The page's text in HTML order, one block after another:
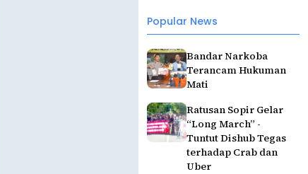
Popular News
Bandar Narkoba
Terancam Hukuman
Mati
Ratusan Sopir Gelar
“Long March” -
Tuntut Dishub Tegas
terhadap Crab dan
Uber